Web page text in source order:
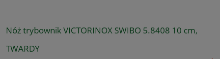
Nóż trybownik VICTORINOX SWIBO 5.8408 10 cm,
TWARDY